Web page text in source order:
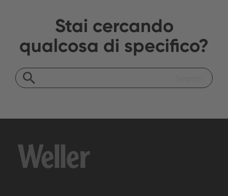
Stai cercando
qualcosa di specifico?